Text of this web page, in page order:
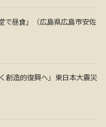
で昼食」（広島県広島市安佐
創造的復興へ」東日本大震災